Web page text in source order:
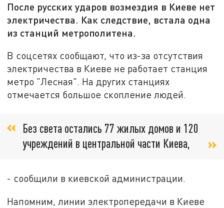
После русских ударов возмездия в Киеве нет
электричества. Как следствие, встала одна
из станций метрополитена.
В соцсетях сообщают, что из-за отсутствия
электричества в Киеве не работает станция
метро "Лесная". На других станциях
отмечается большое скопление людей.
Без света остались 77 жилых домов и 120
учреждений в центральной части Киева,
- сообщили в киевской администрации.
Напомним, линии электропередачи в Киеве